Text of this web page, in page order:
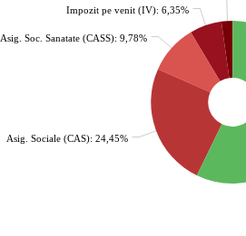
Asig. Sociale (CAS): 24,45%
Asig. Soc. Sanatate (CASS): 9,78%
Impozit pe venit (IV): 6,35%